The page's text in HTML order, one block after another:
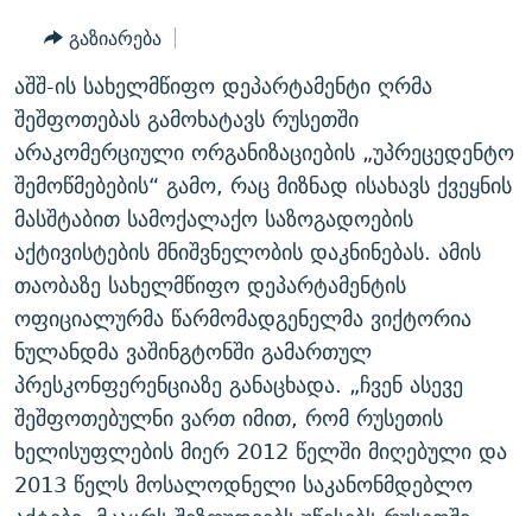
60 ᲓᲔᲪᲘᲑᲔᲚᲘ
ᲒᲐᲜᲙᲘᲗᲮᲕᲘᲡ ᲓᲦᲔ
ᲓᲘᲚᲘᲡ ᲡᲐᲣᲑᲠᲔᲑᲘ
ᲛᲝᲚᲐᲞᲐᲠᲐᲙᲔ ᲢᲔᲥᲡᲢᲔᲑᲘ
ᲨᲘᲜ - ᲣᲪᲮᲝᲔᲗᲨᲘ
ᲚᲘᲢᲔᲠᲐᲢᲣᲠᲣᲚᲘ ᲬᲐᲮᲜᲐᲒᲔᲑᲘ
ᲐᲛᲔᲠᲘᲙᲣᲚᲘ ᲛᲝᲗᲮᲠᲝᲑᲐ
ᲘᲛᲞᲔᲠᲘᲐ ᲓᲐ ᲠᲐᲓᲘᲝ
ᲤᲔᲜᲝᲕᲐᲜᲘ - 2.10
ᲞᲠᲝᲔᲥᲢᲔᲑᲘ
ᲣᲙᲠᲐᲘᲜᲐᲨᲘ ᲓᲐᲦᲣᲞᲣᲚᲘ ᲥᲐᲠᲗᲕᲔᲚᲘ ᲛᲔᲑᲠᲫᲝᲚᲔᲑᲘ - 2022
ᲓᲐᲛᲝᲣᲙᲘᲓᲔᲑᲚᲝᲑᲘᲡ 100 ᲬᲔᲚᲘ
ᲩᲔᲛᲘ ᲡᲘᲙᲕᲓᲘᲚᲘᲡ ᲛᲘᲖᲔᲖᲘᲐ COVID-19
11 ᲬᲔᲚᲘ - 11 ᲐᲛᲑᲐᲕᲘ
ᲡᲐᲞᲐᲠᲚᲐᲛᲔᲜᲢᲝ ᲐᲠᲩᲔᲕᲜᲔᲑᲘᲡ ᲘᲡᲢᲝᲠᲘᲐ
ᲑᲐᲕᲨᲕᲔᲑᲘ ᲞᲠᲝᲡᲢᲘᲢᲣᲪᲘᲐᲨᲘ - ᲐᲛᲝᲣᲗᲥᲛᲔᲚᲘ ᲐᲛᲑᲐᲕᲘ
5 ᲐᲛᲑᲐᲕᲘ - 20 ᲘᲕᲜᲘᲡᲡ ᲓᲐᲨᲐᲕᲔᲑᲣᲚᲔᲑᲘ
ᲐᲒᲕᲘᲡᲢᲝᲡ ᲝᲛᲘ
ПРИВЕТ ᲙᲣᲚᲢᲣᲠᲐ
ЭХО КАВКАЗА
ᲒᲐᲛᲝᲘᲬᲔᲠᲔ
რთე/რთ-ის ყველა საიტი
გაზიარება
აშშ-ის სახელმწიფო დეპარტამენტი ღრმა
შეშფოთებას გამოხატავს რუსეთში
არაკომერციული ორგანიზაციების „უპრეცედენტო
შემოწმებების“ გამო, რაც მიზნად ისახავს ქვეყნის
მასშტაბით სამოქალაქო საზოგადოების
აქტივისტების მნიშვნელობის დაკნინებას. ამის
თაობაზე სახელმწიფო დეპარტამენტის
ოფიციალურმა წარმომადგენელმა ვიქტორია
ნულანდმა ვაშინგტონში გამართულ
პრესკონფერენციაზე განაცხადა. „ჩვენ ასევე
შეშფოთებულნი ვართ იმით, რომ რუსეთის
ხელისუფლების მიერ 2012 წელში მიღებული და
2013 წელს მოსალოდნელი საკანონმდებლო